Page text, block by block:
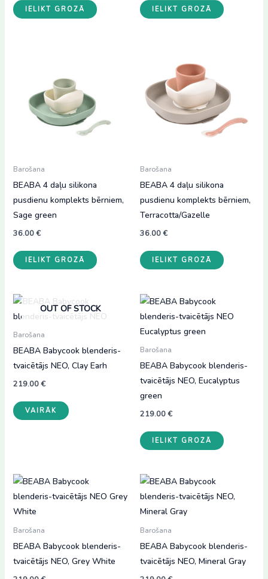
IELIKT GROZĀ IELIKT GROZĀ
Barošana
BEABA 4 daļu silikona
pusdienu komplekts bērniem,
Sage green
36.00€
IELIKT GROZĀ
Barošana
BEABA 4 daļu silikona
pusdienu komplekts bērniem,
Terracotta/Gazelle
36.00€
IELIKT GROZĀ
OUT OF STOCK
Barošana
BEABA Babycook blenderis-
tvaicētājs NEO, Clay Earh
219.00€
VAIRĀK
Barošana
BEABA Babycook blenderis-
tvaicētājs NEO, Eucalyptus
green
219.00€
IELIKT GROZĀ
Barošana
BEABA Babycook blenderis-
tvaicētājs NEO, Grey White
Barošana
BEABA Babycook blenderis-
tvaicētājs NEO, Mineral Gray